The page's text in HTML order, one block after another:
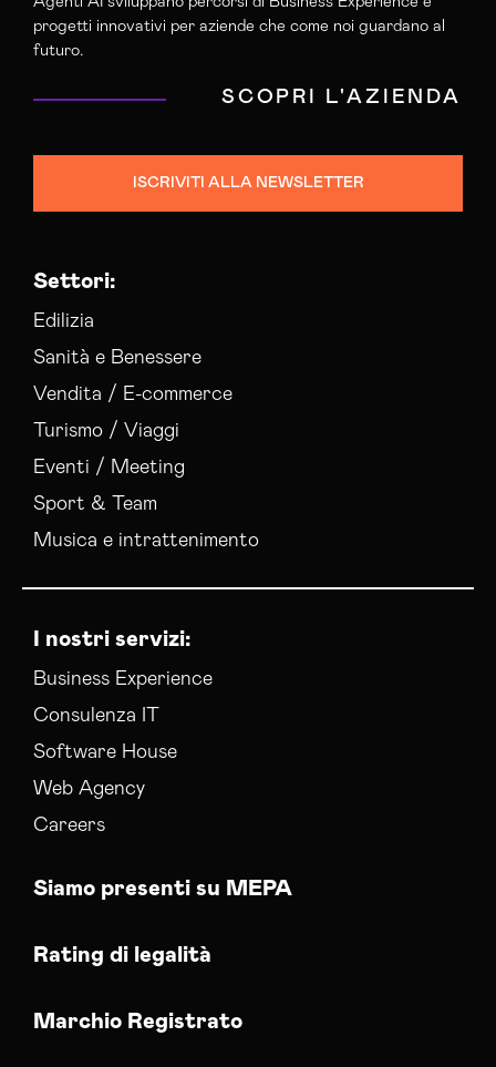
progetti innovativi per aziende che come noi guardano al
futuro.
SCOPRI L'AZIENDA
ISCRIVITI ALLA NEWSLETTER
Settori:
Edilizia
Sanità e Benessere
Vendita / E-commerce
Turismo / Viaggi
Eventi / Meeting
Sport & Team
Musica e intrattenimento
I nostri servizi:
Business Experience
Consulenza IT
Software House
Web Agency
Careers
Siamo presenti su MEPA
Rating di legalità
Marchio Registrato